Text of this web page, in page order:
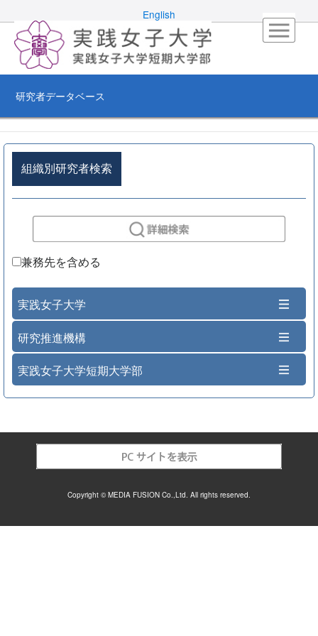
English
研究者データベース
組織別研究者検索
兼務先を含める
実践女子大学
研究推進機構
実践女子大学短期大学部
Copyright © MEDIA FUSION Co.,Ltd. All rights reserved.